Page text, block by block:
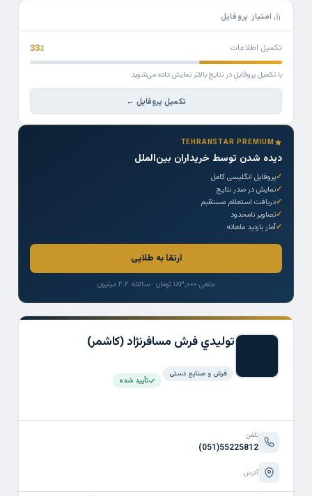
توليدي فرش مسافرنژاد (كاشمر)
فرش و صنایع دستی
تأیید شده
تلفن
(051)55225812
آدرس
امتیاز پروفایل
تکمیل اطلاعات 33٪
با تکمیل پروفایل در نتایج بالاتر نمایش داده می‌شوید
تکمیل پروفایل ←
TEHRANSTAR PREMIUM
دیده شدن توسط خریداران بین‌الملل
پروفایل انگلیسی کامل
نمایش در صدر نتایج
دریافت استعلام مستقیم
تصاویر نامحدود
آمار بازدید ماهانه
ارتقا به طلایی
ماهی ۱۸۳,۰۰۰ تومان · سالانه ۲.۲ میلیون